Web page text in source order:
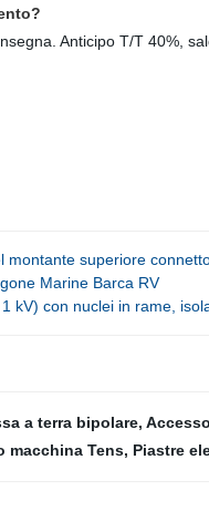
Anticipo T/T 40%,
montante superiore
Marine Barca RV
kV) con nuclei in rame,
a terra bipolare,
macchina Tens, Piastre